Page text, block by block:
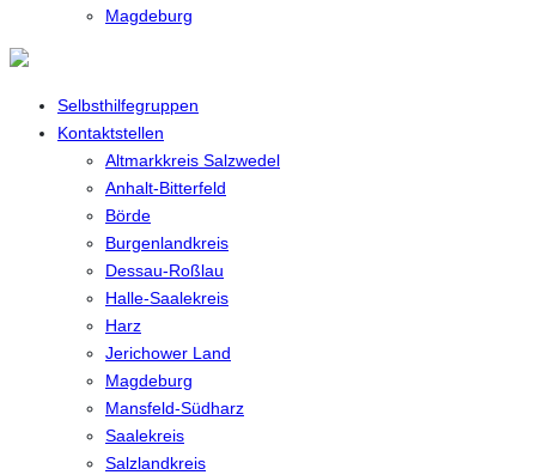
Magdeburg
Selbsthilfegruppen
Kontaktstellen
Altmarkkreis Salzwedel
Anhalt-Bitterfeld
Börde
Burgenlandkreis
Dessau-Roßlau
Halle-Saalekreis
Harz
Jerichower Land
Magdeburg
Mansfeld-Südharz
Saalekreis
Salzlandkreis